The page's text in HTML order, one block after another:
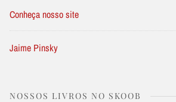
Conheça nosso site
Jaime Pinsky
NOSSOS LIVROS NO SKOOB